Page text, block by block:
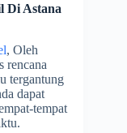
Di Astana
, Oleh
rencana
tergantung
dapat
tempat